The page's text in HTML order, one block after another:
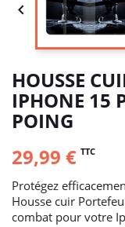

HOUSSE
IPHONE 15
POING
29,99 € TTC
Protégez
Housse cuir
combat pour votre